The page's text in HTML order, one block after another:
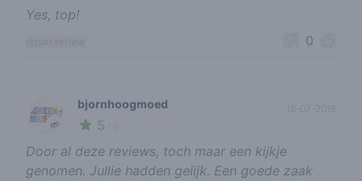
Yes, top!
0
🌱
bjornhoogmoed
5
Door al deze reviews, toch maar een kijkje
genomen. Jullie hadden gelijk. Een goede zaak